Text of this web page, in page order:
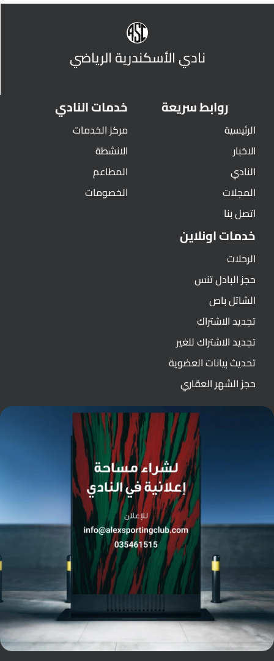
نادي الأسكندرية الرياضي
روابط سريعة
الرئيسية
الاخبار
النادي
المجلات
اتصل بنا
خدمات النادي
مركز الخدمات
الانشطة
المطاعم
الخصومات
خدمات اونلاين
الرحلات
حجز البادل تنس
الشاتل باص
تجديد الاشتراك
تجديد الاشتراك للغير
تحديث بيانات العضوية
حجز الشهر العقاري